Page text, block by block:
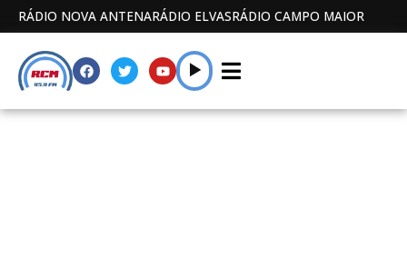
RÁDIO NOVA ANTENARÁDIO ELVASRÁDIO CAMPO MAIOR